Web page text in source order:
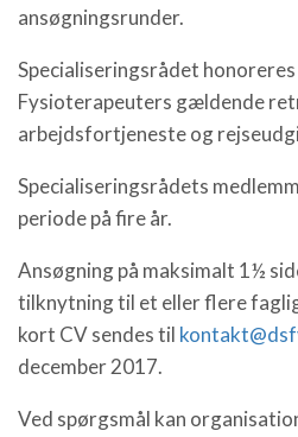
ansøgningsrunder.
Specialiseringsrådet
Fysioterapeuters gældende
arbejdsfortjeneste og
Specialiseringsrådets
periode på fire år.
Ansøgning på maksimalt 1½
tilknytning til et eller flere
kort CV sendes til
december 2017.
Ved spørgsmål kan